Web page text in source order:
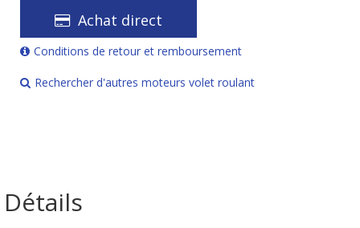
Achat direct
Conditions de retour et remboursement
Rechercher d'autres moteurs volet roulant
Détails